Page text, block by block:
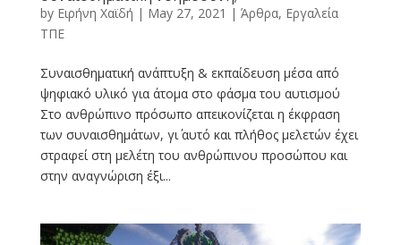
by Ειρήνη Χαϊδή | May 27, 2021 | Άρθρα, Εργαλεία
ΤΠΕ
Συναισθηματική ανάπτυξη & εκπαίδευση μέσα από
ψηφιακό υλικό για άτομα στο φάσμα του αυτισμού
Στο ανθρώπινο πρόσωπο απεικονίζεται η έκφραση
των συναισθημάτων, γι΄ αυτό και πλήθος μελετών έχει
στραφεί στη μελέτη του ανθρώπινου προσώπου και
στην αναγνώριση έξι...